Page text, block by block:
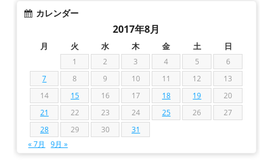
カレンダー
2017年8月
月 火 水 木 金 土 日
1 2 3 4 5
6
7
8 9 10 11 12
13
14
15 16 17 18 19
20
21
22 23 24 25 26
27
28
29 30
31
« 7月
9月 »